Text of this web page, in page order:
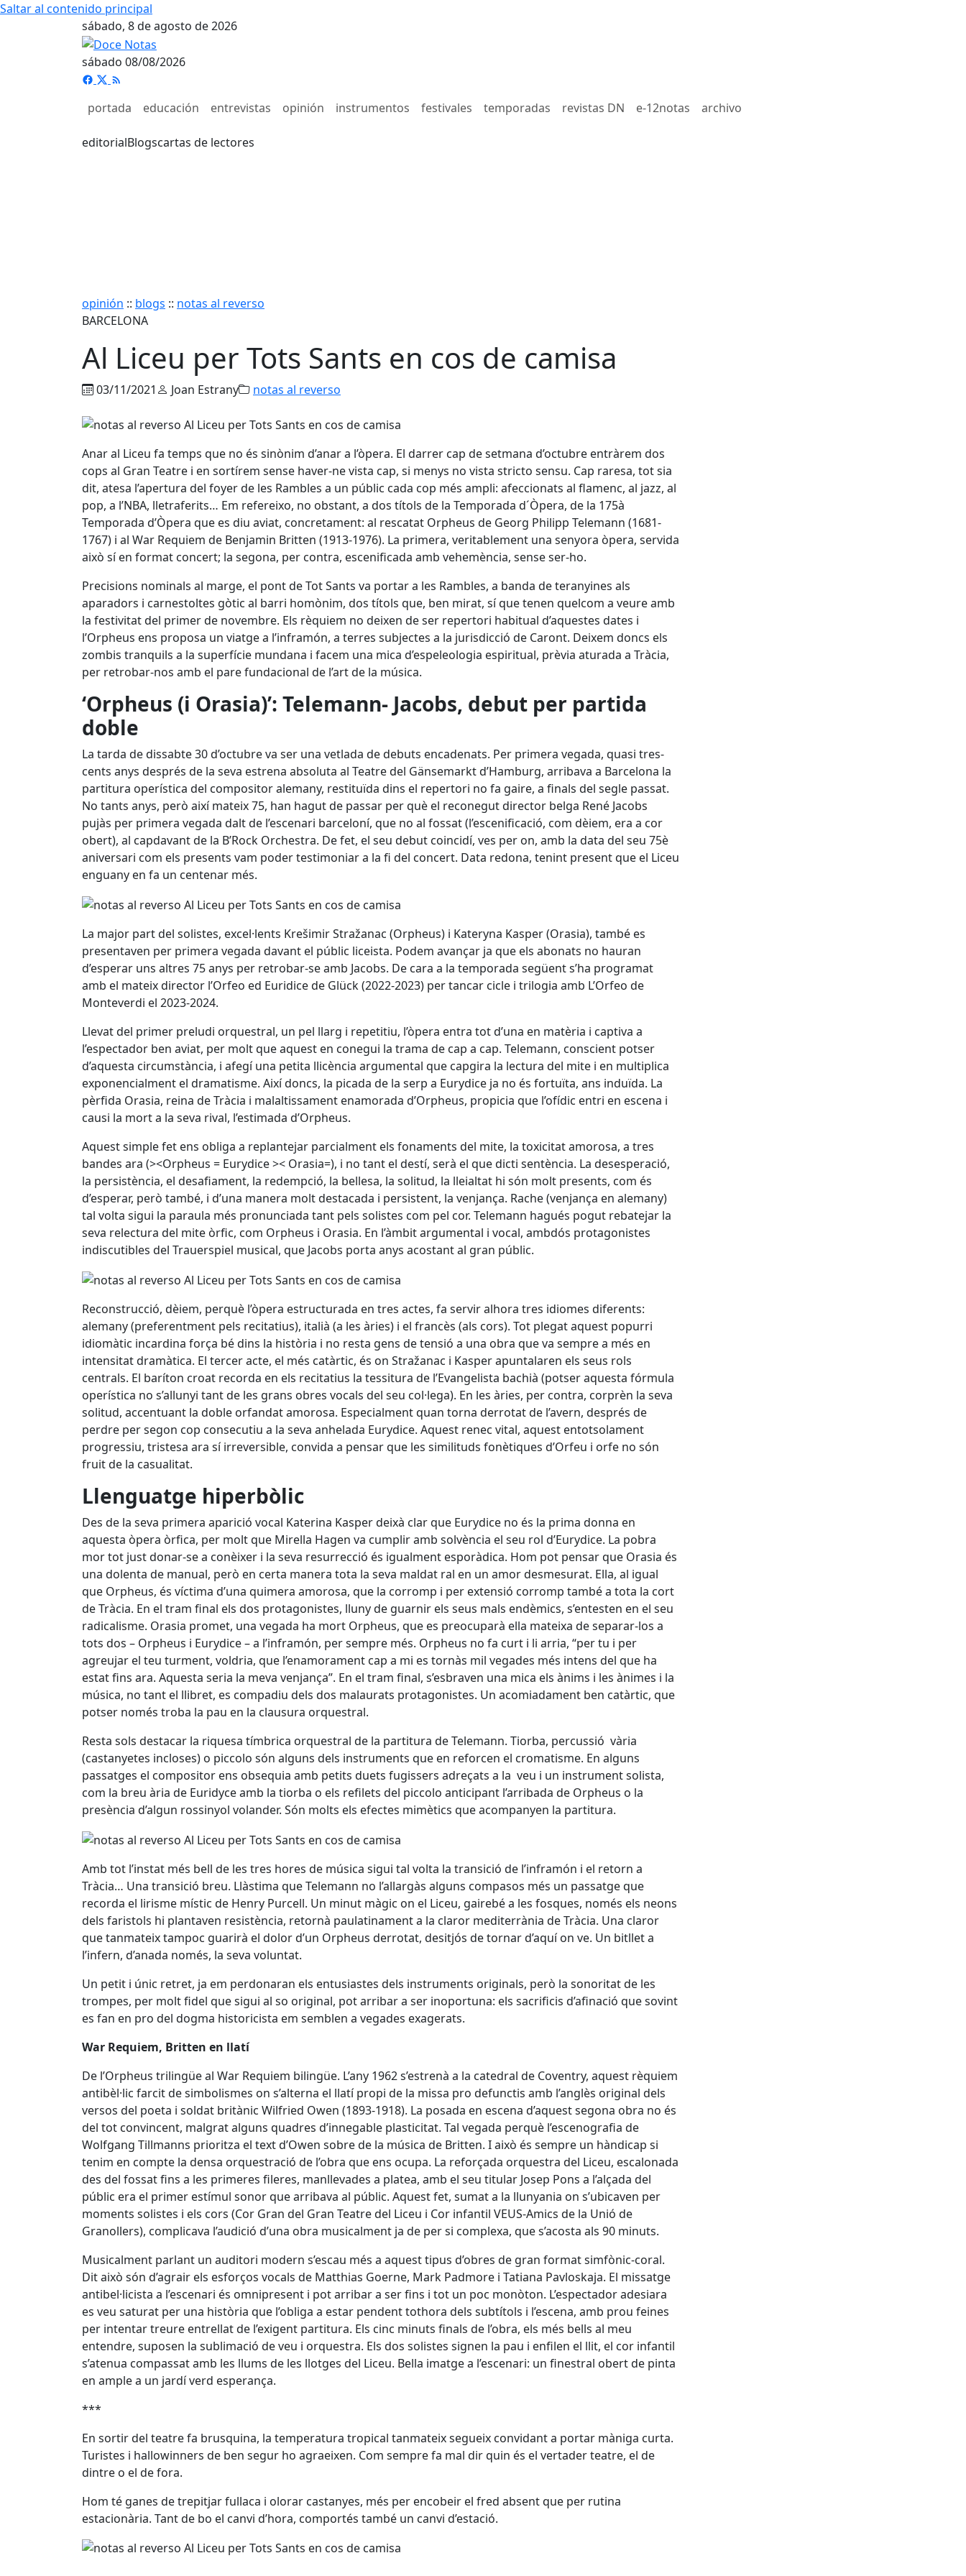
Saltar al contenido principal
sábado, 8 de agosto de 2026
sábado 08/08/2026
portada educación entrevistas opinión instrumentos festivales temporadas revistas DN e-12notas archivo
editorialBlogscartas de lectores
opinión :: blogs :: notas al reverso
BARCELONA
Al Liceu per Tots Sants en cos de camisa
03/11/2021 Joan Estrany notas al reverso
Anar al Liceu fa temps que no és sinònim d’anar a l’òpera. El darrer cap de setmana d’octubre entràrem dos
cops al Gran Teatre i en sortírem sense haver-ne vista cap, si menys no vista stricto sensu. Cap raresa, tot sia
dit, atesa l’apertura del foyer de les Rambles a un públic cada cop més ampli: afeccionats al flamenc, al jazz, al
pop, a l’NBA, lletraferits… Em refereixo, no obstant, a dos títols de la Temporada d´Òpera, de la 175à
Temporada d’Òpera que es diu aviat, concretament: al rescatat Orpheus de Georg Philipp Telemann (1681-
1767) i al War Requiem de Benjamin Britten (1913-1976). La primera, veritablement una senyora òpera, servida
això sí en format concert; la segona, per contra, escenificada amb vehemència, sense ser-ho.
Precisions nominals al marge, el pont de Tot Sants va portar a les Rambles, a banda de teranyines als
aparadors i carnestoltes gòtic al barri homònim, dos títols que, ben mirat, sí que tenen quelcom a veure amb
la festivitat del primer de novembre. Els rèquiem no deixen de ser repertori habitual d’aquestes dates i
l’Orpheus ens proposa un viatge a l’inframón, a terres subjectes a la jurisdicció de Caront. Deixem doncs els
zombis tranquils a la superfície mundana i facem una mica d’espeleologia espiritual, prèvia aturada a Tràcia,
per retrobar-nos amb el pare fundacional de l’art de la música.
‘Orpheus (i Orasia)’: Telemann- Jacobs, debut per partida
doble
La tarda de dissabte 30 d’octubre va ser una vetlada de debuts encadenats. Per primera vegada, quasi tres-
cents anys després de la seva estrena absoluta al Teatre del Gänsemarkt d’Hamburg, arribava a Barcelona la
partitura operística del compositor alemany, restituïda dins el repertori no fa gaire, a finals del segle passat.
No tants anys, però així mateix 75, han hagut de passar per què el reconegut director belga René Jacobs
pujàs per primera vegada dalt de l’escenari barceloní, que no al fossat (l’escenificació, com dèiem, era a cor
obert), al capdavant de la B’Rock Orchestra. De fet, el seu debut coincidí, ves per on, amb la data del seu 75è
aniversari com els presents vam poder testimoniar a la fi del concert. Data redona, tenint present que el Liceu
enguany en fa un centenar més.
La major part del solistes, excel·lents Krešimir Stražanac (Orpheus) i Kateryna Kasper (Orasia), també es
presentaven per primera vegada davant el públic liceista. Podem avançar ja que els abonats no hauran
d’esperar uns altres 75 anys per retrobar-se amb Jacobs. De cara a la temporada següent s’ha programat
amb el mateix director l’Orfeo ed Euridice de Glück (2022-2023) per tancar cicle i trilogia amb L’Orfeo de
Monteverdi el 2023-2024.
Llevat del primer preludi orquestral, un pel llarg i repetitiu, l’òpera entra tot d’una en matèria i captiva a
l’espectador ben aviat, per molt que aquest en conegui la trama de cap a cap. Telemann, conscient potser
d’aquesta circumstància, i afegí una petita llicència argumental que capgira la lectura del mite i en multiplica
exponencialment el dramatisme. Així doncs, la picada de la serp a Eurydice ja no és fortuïta, ans induïda. La
pèrfida Orasia, reina de Tràcia i malaltissament enamorada d’Orpheus, propicia que l’ofídic entri en escena i
causi la mort a la seva rival, l’estimada d’Orpheus.
Aquest simple fet ens obliga a replantejar parcialment els fonaments del mite, la toxicitat amorosa, a tres
bandes ara (><Orpheus = Eurydice >< Orasia=), i no tant el destí, serà el que dicti sentència. La desesperació,
la persistència, el desafiament, la redempció, la bellesa, la solitud, la lleialtat hi són molt presents, com és
d’esperar, però també, i d’una manera molt destacada i persistent, la venjança. Rache (venjança en alemany)
tal volta sigui la paraula més pronunciada tant pels solistes com pel cor. Telemann hagués pogut rebatejar la
seva relectura del mite òrfic, com Orpheus i Orasia. En l’àmbit argumental i vocal, ambdós protagonistes
indiscutibles del Trauerspiel musical, que Jacobs porta anys acostant al gran públic.
Reconstrucció, dèiem, perquè l’òpera estructurada en tres actes, fa servir alhora tres idiomes diferents:
alemany (preferentment pels recitatius), italià (a les àries) i el francès (als cors). Tot plegat aquest popurri
idiomàtic incardina força bé dins la història i no resta gens de tensió a una obra que va sempre a més en
intensitat dramàtica. El tercer acte, el més catàrtic, és on Stražanac i Kasper apuntalaren els seus rols
centrals. El baríton croat recorda en els recitatius la tessitura de l’Evangelista bachià (potser aquesta fórmula
operística no s’allunyi tant de les grans obres vocals del seu col·lega). En les àries, per contra, corprèn la seva
solitud, accentuant la doble orfandat amorosa. Especialment quan torna derrotat de l’avern, després de
perdre per segon cop consecutiu a la seva anhelada Eurydice. Aquest renec vital, aquest entotsolament
progressiu, tristesa ara sí irreversible, convida a pensar que les similituds fonètiques d’Orfeu i orfe no són
fruit de la casualitat.
Llenguatge hiperbòlic
Des de la seva primera aparició vocal Katerina Kasper deixà clar que Eurydice no és la prima donna en
aquesta òpera òrfica, per molt que Mirella Hagen va cumplir amb solvència el seu rol d’Eurydice. La pobra
mor tot just donar-se a conèixer i la seva resurrecció és igualment esporàdica. Hom pot pensar que Orasia és
una dolenta de manual, però en certa manera tota la seva maldat ral en un amor desmesurat. Ella, al igual
que Orpheus, és víctima d’una quimera amorosa, que la corromp i per extensió corromp també a tota la cort
de Tràcia. En el tram final els dos protagonistes, lluny de guarnir els seus mals endèmics, s’entesten en el seu
radicalisme. Orasia promet, una vegada ha mort Orpheus, que es preocuparà ella mateixa de separar-los a
tots dos – Orpheus i Eurydice – a l’inframón, per sempre més. Orpheus no fa curt i li arria, “per tu i per
agreujar el teu turment, voldria, que l’enamorament cap a mi es tornàs mil vegades més intens del que ha
estat fins ara. Aquesta seria la meva venjança”. En el tram final, s’esbraven una mica els ànims i les ànimes i la
música, no tant el llibret, es compadiu dels dos malaurats protagonistes. Un acomiadament ben catàrtic, que
potser només troba la pau en la clausura orquestral.
Resta sols destacar la riquesa tímbrica orquestral de la partitura de Telemann. Tiorba, percussió vària
(castanyetes incloses) o piccolo són alguns dels instruments que en reforcen el cromatisme. En alguns
passatges el compositor ens obsequia amb petits duets fugissers adreçats a la veu i un instrument solista,
com la breu ària de Euridyce amb la tiorba o els refilets del piccolo anticipant l’arribada de Orpheus o la
presència d’algun rossinyol volander. Són molts els efectes mimètics que acompanyen la partitura.
Amb tot l’instat més bell de les tres hores de música sigui tal volta la transició de l’inframón i el retorn a
Tràcia… Una transició breu. Llàstima que Telemann no l’allargàs alguns compasos més un passatge que
recorda el lirisme místic de Henry Purcell. Un minut màgic on el Liceu, gairebé a les fosques, només els neons
dels faristols hi plantaven resistència, retornà paulatinament a la claror mediterrània de Tràcia. Una claror
que tanmateix tampoc guarirà el dolor d’un Orpheus derrotat, desitjós de tornar d’aquí on ve. Un bitllet a
l’infern, d’anada només, la seva voluntat.
Un petit i únic retret, ja em perdonaran els entusiastes dels instruments originals, però la sonoritat de les
trompes, per molt fidel que sigui al so original, pot arribar a ser inoportuna: els sacrificis d’afinació que sovint
es fan en pro del dogma historicista em semblen a vegades exagerats.
War Requiem, Britten en llatí
De l’Orpheus trilingüe al War Requiem bilingüe. L’any 1962 s’estrenà a la catedral de Coventry, aquest rèquiem
antibèl·lic farcit de simbolismes on s’alterna el llatí propi de la missa pro defunctis amb l’anglès original dels
versos del poeta i soldat britànic Wilfried Owen (1893-1918). La posada en escena d’aquest segona obra no és
del tot convincent, malgrat alguns quadres d’innegable plasticitat. Tal vegada perquè l’escenografia de
Wolfgang Tillmanns prioritza el text d’Owen sobre de la música de Britten. I això és sempre un hàndicap si
tenim en compte la densa orquestració de l’obra que ens ocupa. La reforçada orquestra del Liceu, escalonada
des del fossat fins a les primeres fileres, manllevades a platea, amb el seu titular Josep Pons a l’alçada del
públic era el primer estímul sonor que arribava al públic. Aquest fet, sumat a la llunyania on s’ubicaven per
moments solistes i els cors (Cor Gran del Gran Teatre del Liceu i Cor infantil VEUS-Amics de la Unió de
Granollers), complicava l’audició d’una obra musicalment ja de per si complexa, que s’acosta als 90 minuts.
Musicalment parlant un auditori modern s’escau més a aquest tipus d’obres de gran format simfònic-coral.
Dit això són d’agrair els esforços vocals de Matthias Goerne, Mark Padmore i Tatiana Pavloskaja. El missatge
antibel·licista a l’escenari és omnipresent i pot arribar a ser fins i tot un poc monòton. L’espectador adesiara
es veu saturat per una història que l’obliga a estar pendent tothora dels subtítols i l’escena, amb prou feines
per intentar treure entrellat de l’exigent partitura. Els cinc minuts finals de l’obra, els més bells al meu
entendre, suposen la sublimació de veu i orquestra. Els dos solistes signen la pau i enfilen el llit, el cor infantil
s’atenua compassat amb les llums de les llotges del Liceu. Bella imatge a l’escenari: un finestral obert de pinta
en ample a un jardí verd esperança.
***
En sortir del teatre fa brusquina, la temperatura tropical tanmateix segueix convidant a portar màniga curta.
Turistes i hallowinners de ben segur ho agraeixen. Com sempre fa mal dir quin és el vertader teatre, el de
dintre o el de fora.
Hom té ganes de trepitjar fullaca i olorar castanyes, més per encobeir el fred absent que per rutina
estacionària. Tant de bo el canvi d’hora, comportés també un canvi d’estació.